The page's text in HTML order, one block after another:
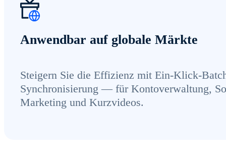
Anwendbar auf globale Märkte
Steigern Sie die Effizienz mit Ein-Klick-
Synchronisierung — für Kontoverwaltung,
Marketing und Kurzvideos.